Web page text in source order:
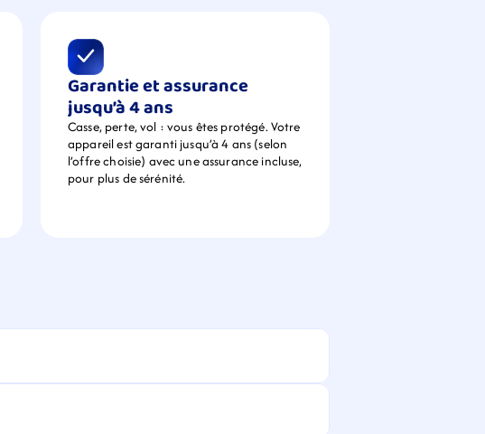
Garantie et assurance
jusqu’à 4 ans
Casse, perte, vol : vous êtes protégé. Votre
appareil est garanti jusqu’à 4 ans (selon
l’offre choisie) avec une assurance incluse,
pour plus de sérénité.